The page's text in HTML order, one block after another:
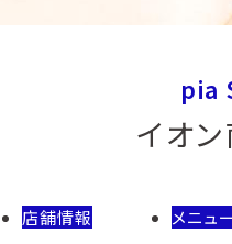
pia
イオ
店舗情報 メニュー